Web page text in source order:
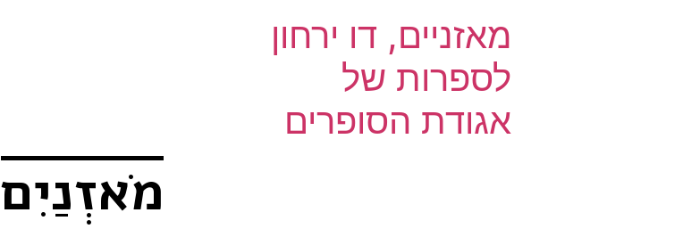
מאזניים, דו ירחון
לספרות של
אגודת הסופרים
מֹאזְנַיִם